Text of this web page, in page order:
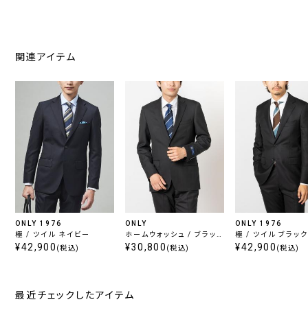
関連アイテム
ONLY 1976
極 / ツイル ネイビー
¥42,900 (税込)
ONLY
ホームウォッシュ / ブラック
無地
¥30,800 (税込)
ONLY 1976
極 / ツイル ブラック
¥42,900 (税込)
最近チェックしたアイテム